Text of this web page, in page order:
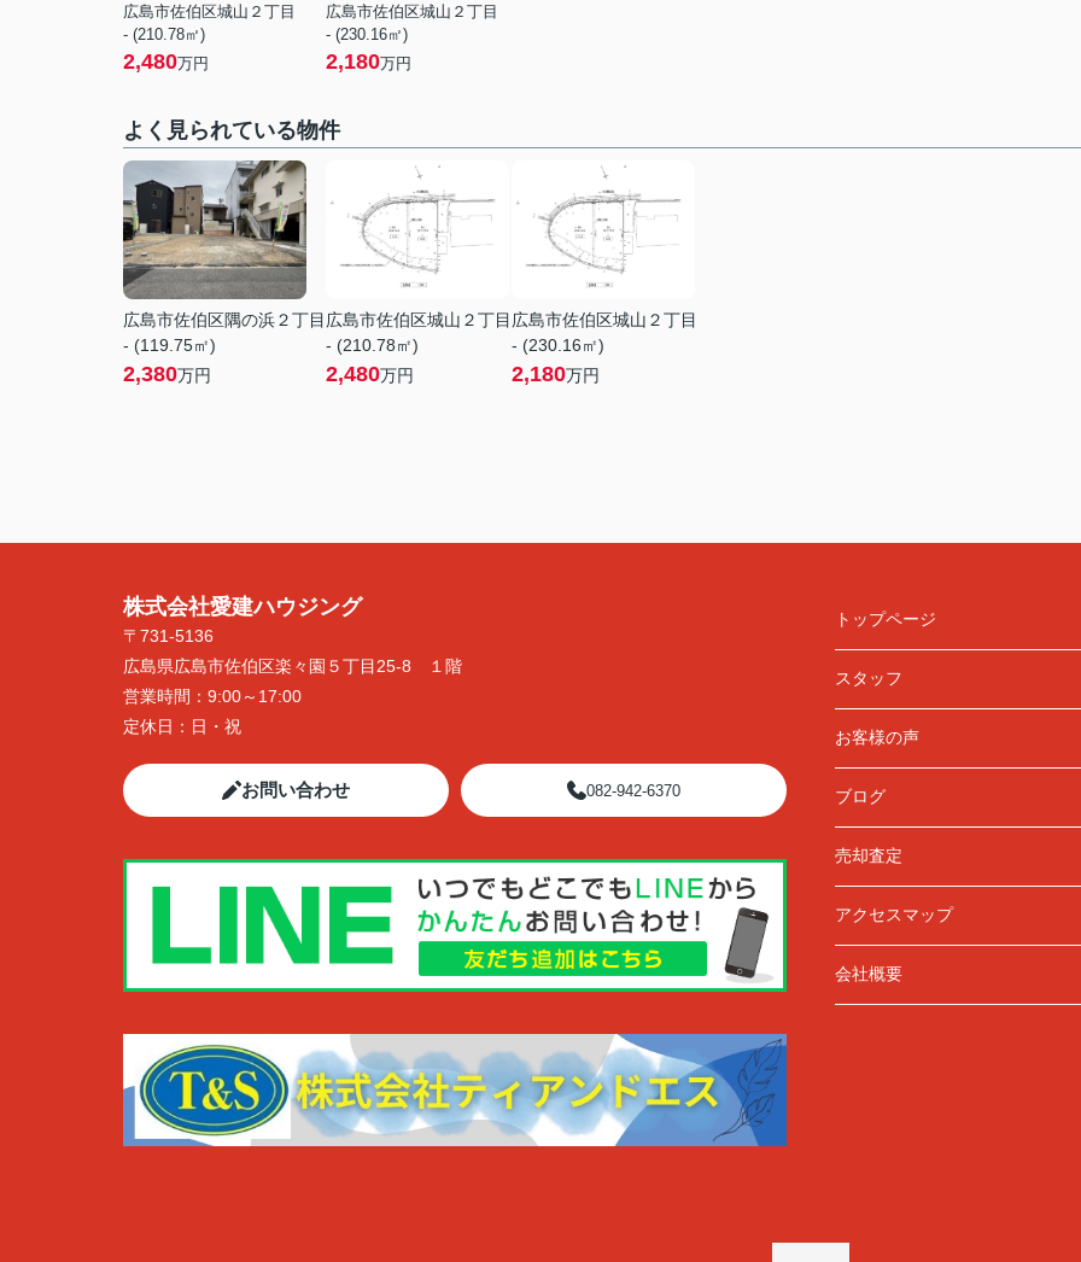
広島市佐伯区城山２丁目
- (210.78㎡)
2,480万円
広島市佐伯区城山２丁目
- (230.16㎡)
2,180万円
よく見られている物件
広島市佐伯区隅の浜２丁目
- (119.75㎡)
2,380万円
広島市佐伯区城山２丁目
- (210.78㎡)
2,480万円
広島市佐伯区城山２丁目
- (230.16㎡)
2,180万円
株式会社愛建ハウジング
〒731-5136
広島県広島市佐伯区楽々園５丁目25-8 １階
営業時間： 9:00～17:00
定休日： 日・祝
お問い合わせ 082-942-6370
トップページ
スタッフ
お客様の声
ブログ
売却査定
アクセスマップ
会社概要